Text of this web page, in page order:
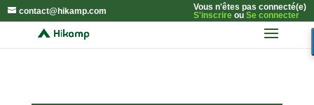
contact@hikamp.com
Vous n'êtes pas connecté(e)
S'inscrireou Se connecter